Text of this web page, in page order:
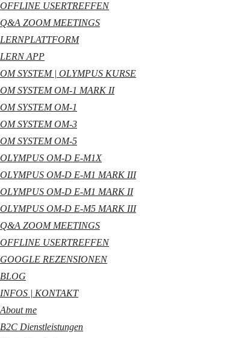
OFFLINE USERTREFFEN
Q&A ZOOM MEETINGS
LERNPLATTFORM
LERN APP
OM SYSTEM | OLYMPUS KURSE
OM SYSTEM OM-1 MARK II
OM SYSTEM OM-1
OM SYSTEM OM-3
OM SYSTEM OM-5
OLYMPUS OM-D E-M1X
OLYMPUS OM-D E-M1 MARK III
OLYMPUS OM-D E-M1 MARK II
OLYMPUS OM-D E-M5 MARK III
Q&A ZOOM MEETINGS
OFFLINE USERTREFFEN
GOOGLE REZENSIONEN
BLOG
INFOS | KONTAKT
About me
B2C Dienstleistungen